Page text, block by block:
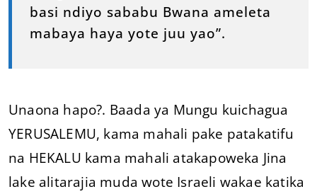
basi ndiyo sababu Bwana ameleta
mabaya haya yote juu yao”.
Unaona hapo?. Baada ya Mungu kuichagua
YERUSALEMU, kama mahali pake patakatifu
na HEKALU kama mahali atakapoweka Jina
lake alitarajia muda wote Israeli wakae katika